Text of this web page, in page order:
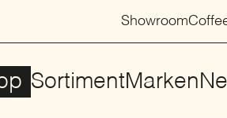
Showroom
SortimentMarken